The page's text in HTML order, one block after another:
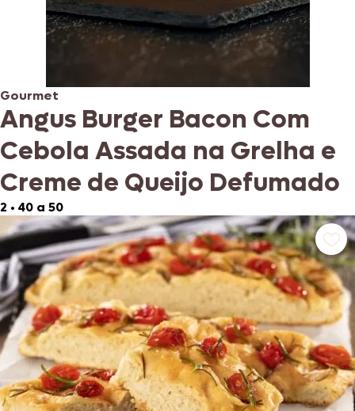
Gourmet
Angus Burger Bacon Com
Cebola Assada na Grelha e
Creme de Queijo Defumado
2 • 40 a 50